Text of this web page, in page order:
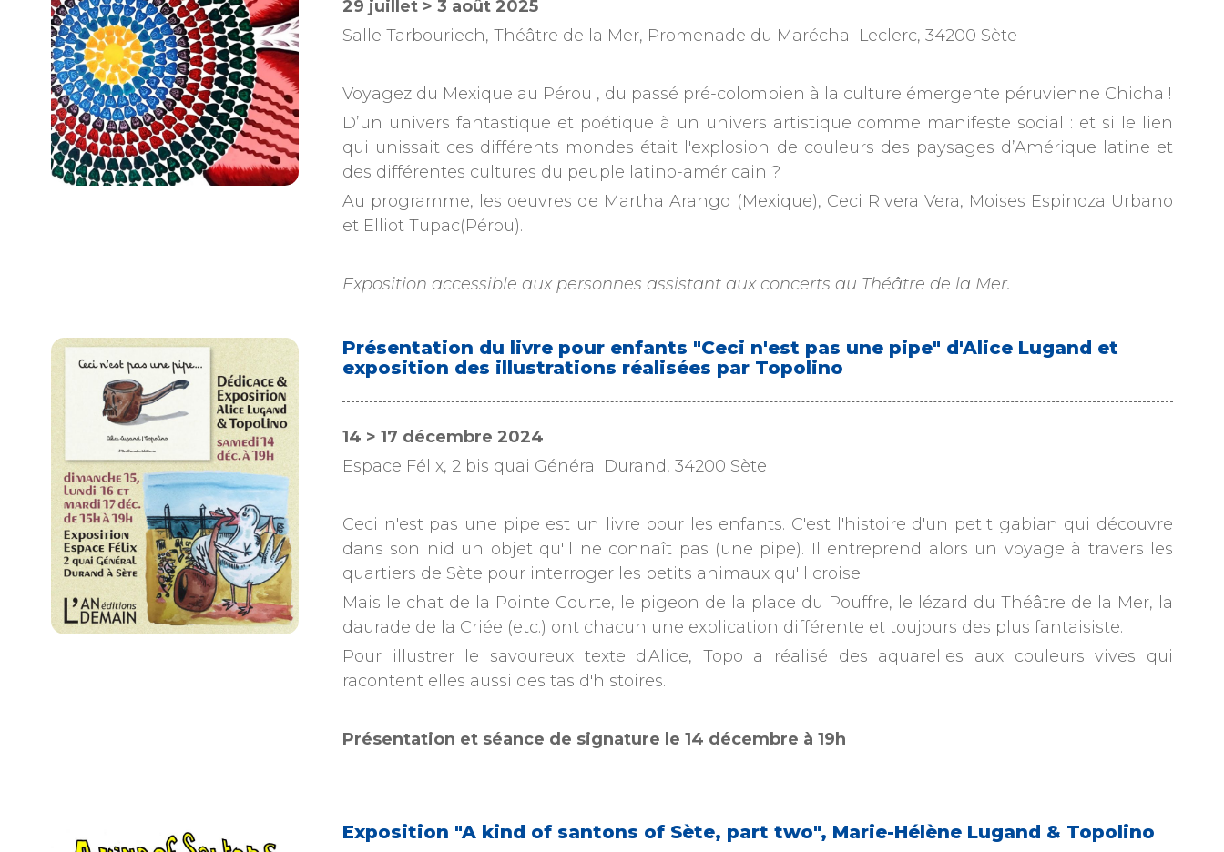
29 juillet > 3 août 2025
Salle Tarbouriech, Théâtre de la Mer, Promenade du Maréchal Leclerc, 34200 Sète
Voyagez du Mexique au Pérou , du passé pré-colombien à la culture émergente péruvienne Chicha !
D’un univers fantastique et poétique à un univers artistique comme manifeste social : et si le lien
qui unissait ces différents mondes était l'explosion de couleurs des paysages d’Amérique latine et
des différentes cultures du peuple latino-américain ?
Au programme, les oeuvres de Martha Arango (Mexique), Ceci Rivera Vera, Moises Espinoza Urbano
et Elliot Tupac(Pérou).
Exposition accessible aux personnes assistant aux concerts au Théâtre de la Mer.
Présentation du livre pour enfants "Ceci n'est pas une pipe" d'Alice Lugand et
exposition des illustrations réalisées par Topolino
14 > 17 décembre 2024
Espace Félix, 2 bis quai Général Durand, 34200 Sète
Ceci n'est pas une pipe est un livre pour les enfants. C'est l'histoire d'un petit gabian qui découvre
dans son nid un objet qu'il ne connaît pas (une pipe). Il entreprend alors un voyage à travers les
quartiers de Sète pour interroger les petits animaux qu'il croise.
Mais le chat de la Pointe Courte, le pigeon de la place du Pouffre, le lézard du Théâtre de la Mer, la
daurade de la Criée (etc.) ont chacun une explication différente et toujours des plus fantaisiste.
Pour illustrer le savoureux texte d'Alice, Topo a réalisé des aquarelles aux couleurs vives qui
racontent elles aussi des tas d'histoires.
Présentation et séance de signature le 14 décembre à 19h
Exposition "A kind of santons of Sète, part two", Marie-Hélène Lugand & Topolino